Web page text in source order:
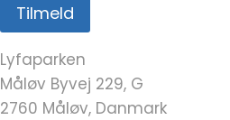
Tilmeld
Lyfaparken
Måløv Byvej 229, G
2760 Måløv, Danmark